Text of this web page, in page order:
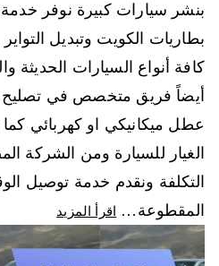
بنشر سيارات كبيرة نوفر
بطاريات الكويت وتبديل
كافة أنواع السيارات الحديثة
أيضاً فريق متخصص في تصليح
عطل ميكانيكي او كهربائي
الغيار للسيارة ومن الشركة
التكلفة ونقدم خدمة توصيل
المقطوعة…
اقرأ المزيد